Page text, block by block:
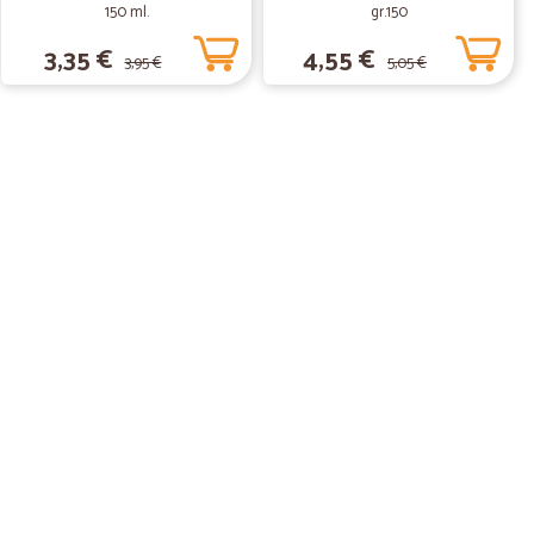
150 ml.
3,35 € 3,95 €
gr.150
4,55 € 5,05 €